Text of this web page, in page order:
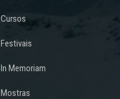
Cursos
Festivais
In Memoriam
Mostras